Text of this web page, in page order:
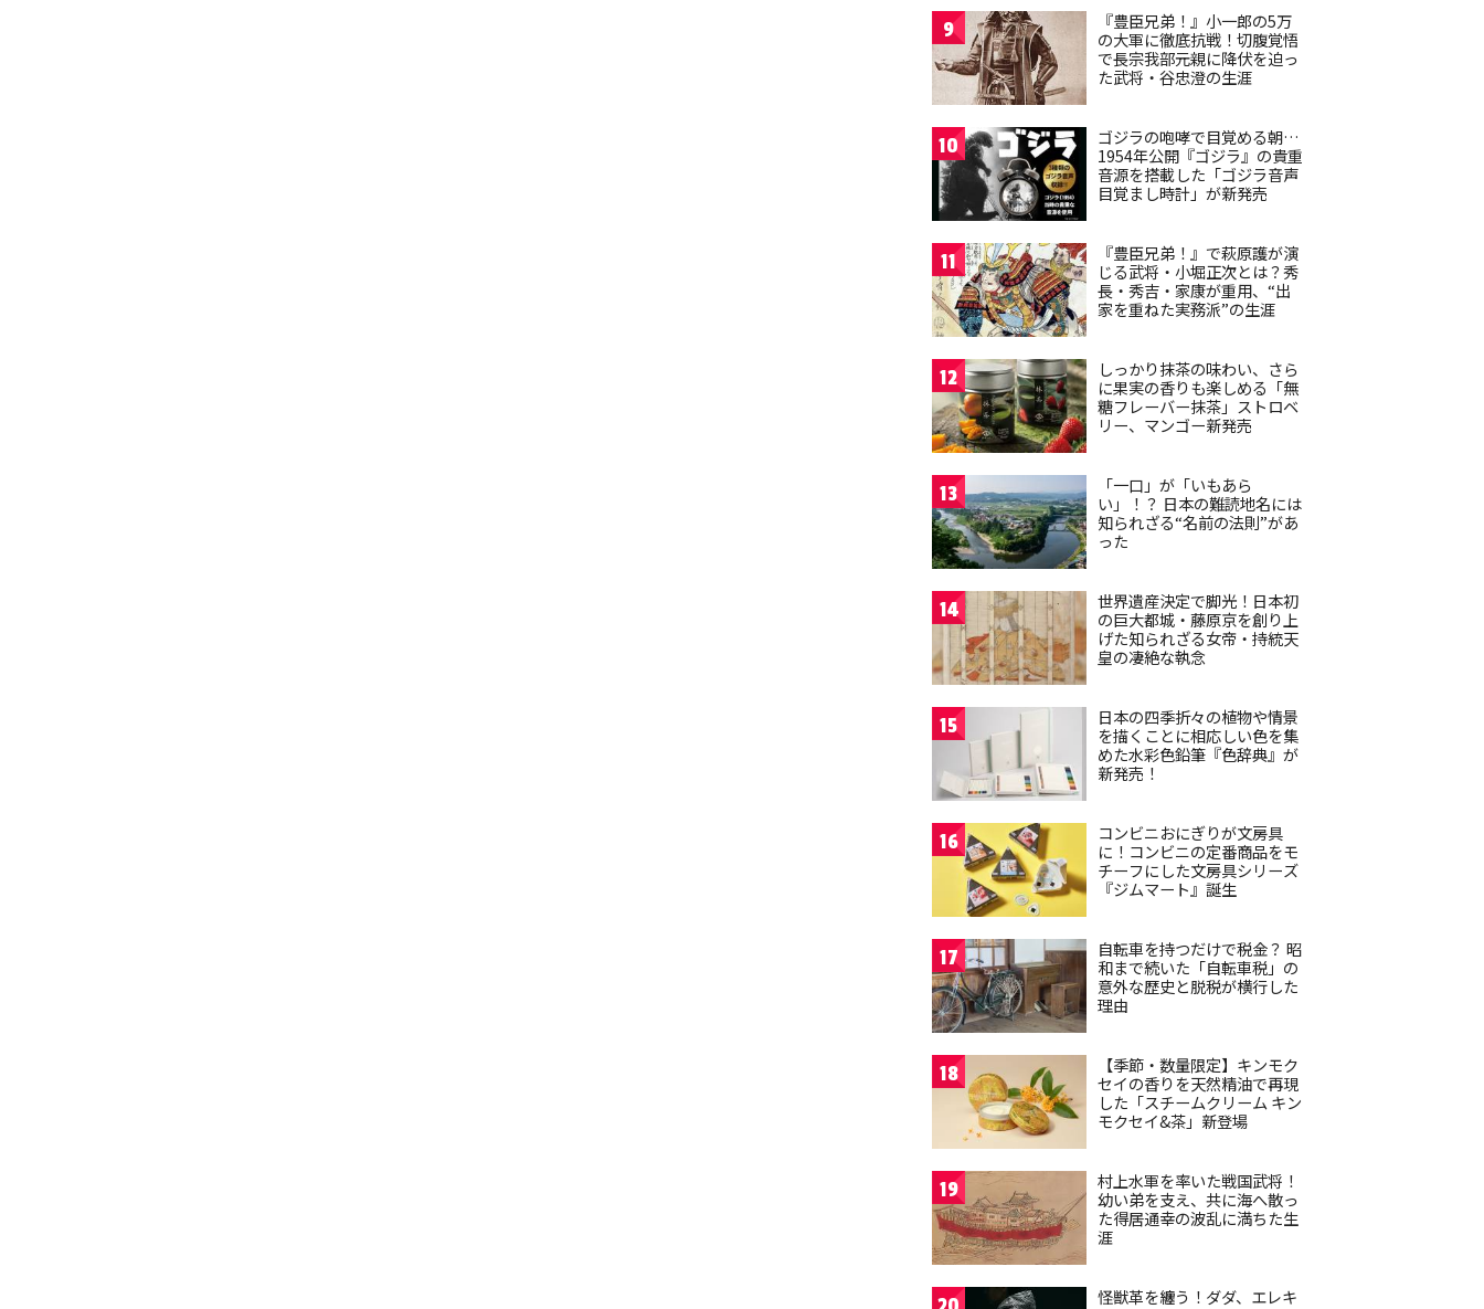
9
『豊臣兄弟！』小一郎の5万
の大軍に徹底抗戦！切腹覚悟
で長宗我部元親に降伏を迫っ
た武将・谷忠澄の生涯
10
ゴジラの咆哮で目覚める朝…
1954年公開『ゴジラ』の貴重
音源を搭載した「ゴジラ音声
目覚まし時計」が新発売
11
『豊臣兄弟！』で萩原護が演
じる武将・小堀正次とは？秀
長・秀吉・家康が重用、“出
家を重ねた実務派”の生涯
12
しっかり抹茶の味わい、さら
に果実の香りも楽しめる「無
糖フレーバー抹茶」ストロベ
リー、マンゴー新発売
13
「一口」が「いもあら
い」！？ 日本の難読地名には
知られざる“名前の法則”があ
った
14
世界遺産決定で脚光！日本初
の巨大都城・藤原京を創り上
げた知られざる女帝・持統天
皇の凄絶な執念
15
日本の四季折々の植物や情景
を描くことに相応しい色を集
めた水彩色鉛筆『色辞典』が
新発売！
16
コンビニおにぎりが文房具
に！コンビニの定番商品をモ
チーフにした文房具シリーズ
『ジムマート』誕生
17
自転車を持つだけで税金？ 昭
和まで続いた「自転車税」の
意外な歴史と脱税が横行した
理由
18
【季節・数量限定】キンモク
セイの香りを天然精油で再現
した「スチームクリーム キン
モクセイ&茶」新登場
19
村上水軍を率いた戦国武将！
幼い弟を支え、共に海へ散っ
た得居通幸の波乱に満ちた生
涯
怪獣革を纏う！ダダ、エレキ